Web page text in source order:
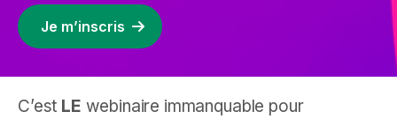
Je m’inscris
C’est LE webinaire immanquable pour